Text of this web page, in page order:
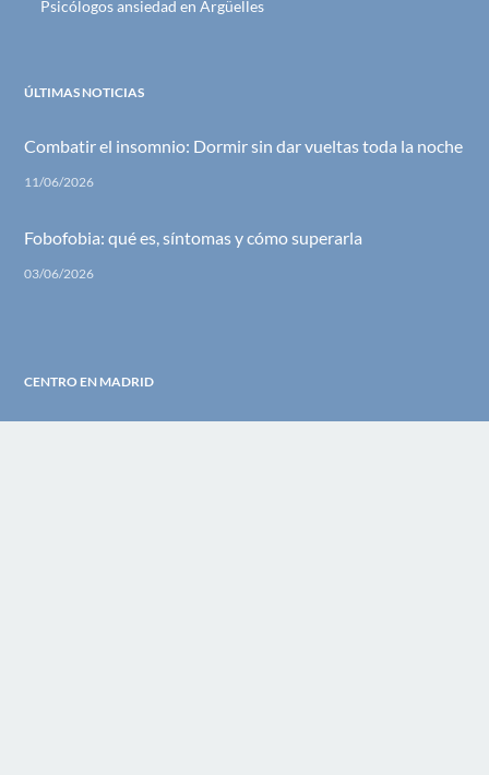
Psicólogos ansiedad en Argüelles
ÚLTIMAS NOTICIAS
Combatir el insomnio: Dormir sin dar vueltas toda la noche
11/06/2026
Fobofobia: qué es, síntomas y cómo superarla
03/06/2026
CENTRO EN MADRID